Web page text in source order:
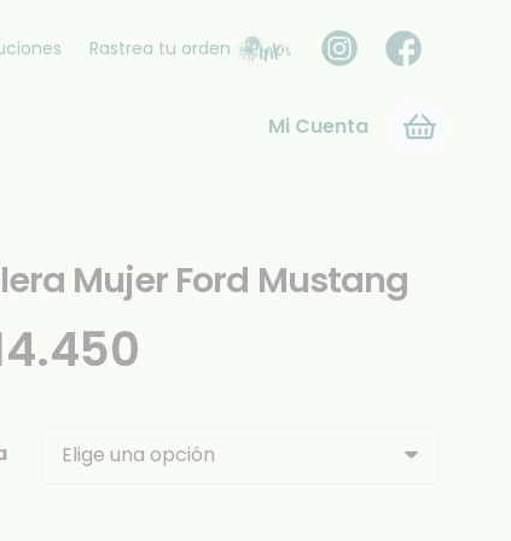
Rastrea tu orden
Mi Cuenta
Mujer Ford Mustang